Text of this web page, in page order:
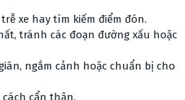
xe hay tìm kiếm điểm đón.
tránh các đoạn đường xấu hoặc
ngắm cảnh hoặc chuẩn bị cho
cẩn thận.